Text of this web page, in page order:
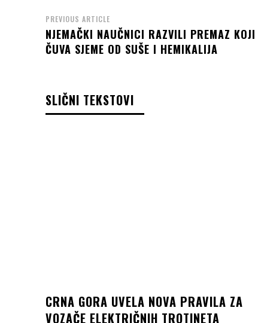
PREVIOUS ARTICLE
NJEMAČKI NAUČNICI RAZVILI PREMAZ KOJI
ČUVA SJEME OD SUŠE I HEMIKALIJA
SLIČNI TEKSTOVI
CRNA GORA UVELA NOVA PRAVILA ZA
VOZAČE ELEKTRIČNIH TROTINETA